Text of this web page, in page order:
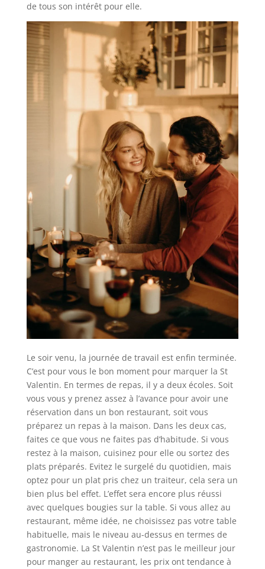
de tous son intérêt pour elle.
Le soir venu, la journée de travail est enfin terminée.
C’est pour vous le bon moment pour marquer la St
Valentin. En termes de repas, il y a deux écoles. Soit
vous vous y prenez assez à l’avance pour avoir une
réservation dans un bon restaurant, soit vous
préparez un repas à la maison. Dans les deux cas,
faites ce que vous ne faites pas d’habitude. Si vous
restez à la maison, cuisinez pour elle ou sortez des
plats préparés. Evitez le surgelé du quotidien, mais
optez pour un plat pris chez un traiteur, cela sera un
bien plus bel effet. L’effet sera encore plus réussi
avec quelques bougies sur la table. Si vous allez au
restaurant, même idée, ne choisissez pas votre table
habituelle, mais le niveau au-dessus en termes de
gastronomie. La St Valentin n’est pas le meilleur jour
pour manger au restaurant, les prix ont tendance à